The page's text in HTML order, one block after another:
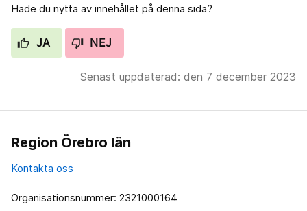
Hade du nytta av innehållet på denna sida?
JA NEJ
Senast uppdaterad: den 7 december 2023
Region Örebro län
Kontakta oss
Organisationsnummer: 2321000164